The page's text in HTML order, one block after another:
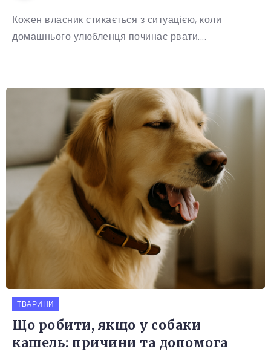
Кожен власник стикається з ситуацією, коли
домашнього улюбленця починає рвати....
ТВАРИНИ
Що робити, якщо у собаки
кашель: причини та допомога